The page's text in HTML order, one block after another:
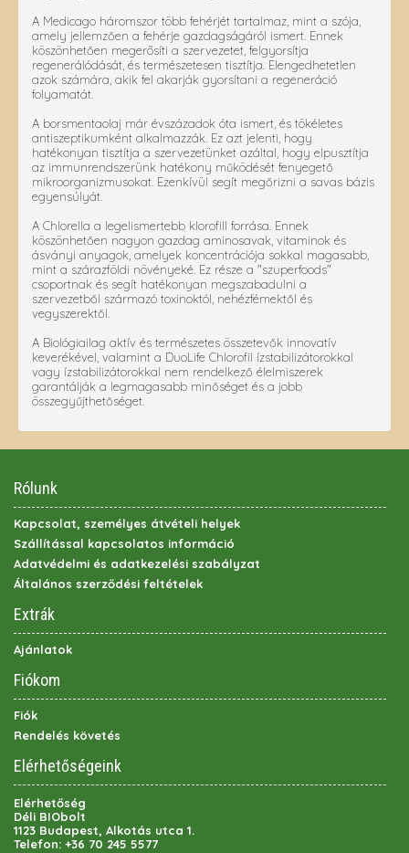
A Medicago háromszor több fehérjét tartalmaz, mint a szója,
amely jellemzően a fehérje gazdagságáról ismert. Ennek
köszönhetően megerõsíti a szervezetet, felgyorsítja
regenerálódását, és természetesen tisztítja. Elengedhetetlen
azok számára, akik fel akarják gyorsítani a regeneráció
folyamatát.
A borsmentaolaj már évszázadok óta ismert, és tökéletes
antiszeptikumként alkalmazzák. Ez azt jelenti, hogy
hatékonyan tisztítja a szervezetünket azáltal, hogy elpusztítja
az immunrendszerünk hatékony működését fenyegető
mikroorganizmusokat. Ezenkívül segít megőrizni a savas bázis
egyensúlyát.
A Chlorella a legelismertebb klorofill forrása. Ennek
köszönhetően nagyon gazdag aminosavak, vitaminok és
ásványi anyagok, amelyek koncentrációja sokkal magasabb,
mint a szárazföldi növényeké. Ez része a "szuperfoods"
csoportnak és segít hatékonyan megszabadulni a
szervezetből származó toxinoktól, nehézfémektől és
vegyszerektől.
A Biológiailag aktív és természetes összetevők innovatív
keverékével, valamint a DuoLife Chlorofil ízstabilizátorokkal
vagy ízstabilizátorokkal nem rendelkező élelmiszerek
garantálják a legmagasabb minőséget és a jobb
összegyűjthetőséget.
Rólunk
Kapcsolat, személyes átvételi helyek
Szállítással kapcsolatos információ
Adatvédelmi és adatkezelési szabályzat
Általános szerződési feltételek
Extrák
Ajánlatok
Fiókom
Fiók
Rendelés követés
Elérhetőségeink
Elérhetőség
Déli BIObolt
1123 Budapest, Alkotás utca 1.
Telefon: +36 70 245 5577